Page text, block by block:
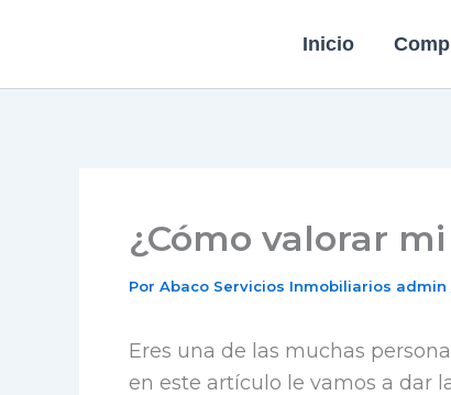
Inicio
¿Cómo valorar
Por Abaco Servicios Inmobiliarios admin
Eres una de las muchas
en este artículo le vamos a dar